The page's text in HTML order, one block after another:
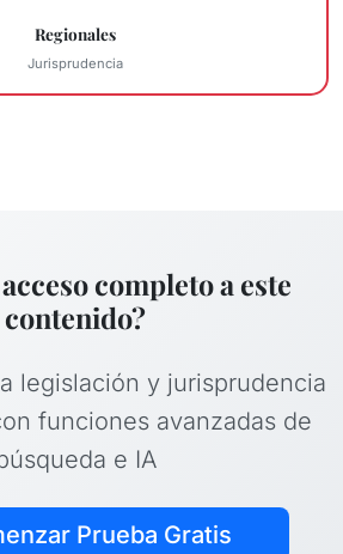
Regionales
Jurisprudencia
completo a este
contenido?
legislación y jurisprudencia
funciones avanzadas de
e IA
Prueba Gratis